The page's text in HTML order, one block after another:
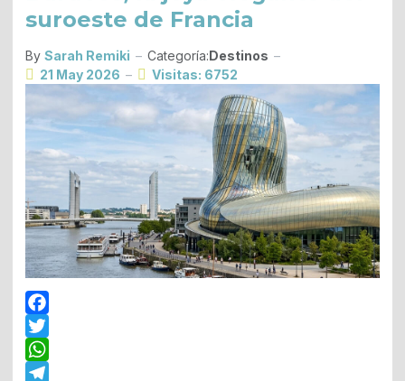
suroeste de Francia
By Sarah Remiki Categoría:Destinos
21 May 2026
Visitas: 6752
Facebook
Twitter
WhatsApp